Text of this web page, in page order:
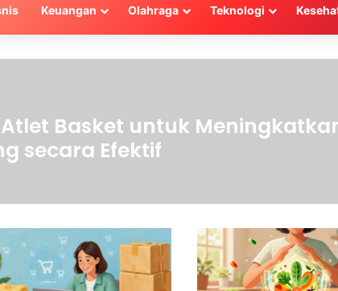
Keuangan Olahraga Teknologi
Basket untuk
secara Efektif